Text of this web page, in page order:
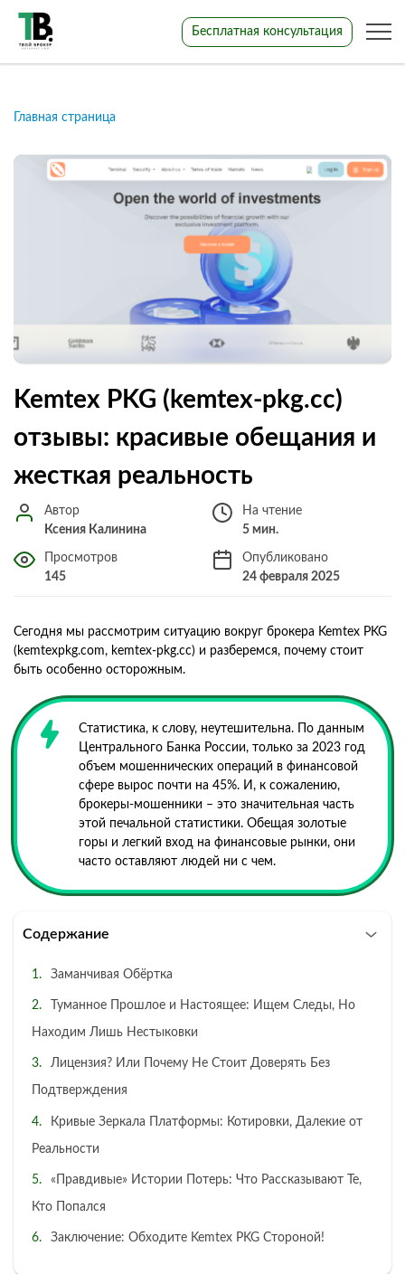
Бесплатная консультация
Главная страница
Kemtex PKG (kemtex-pkg.cc)
отзывы: красивые обещания и
жесткая реальность
Автор
Ксения Калинина
На чтение
5 мин.
Просмотров
145
Опубликовано
24 февраля 2025
Сегодня мы рассмотрим ситуацию вокруг брокера Kemtex PKG
(kemtexpkg.com, kemtex-pkg.cc) и разберемся, почему стоит
быть особенно осторожным.
Статистика, к слову, неутешительна. По данным
Центрального Банка России, только за 2023 год
объем мошеннических операций в финансовой
сфере вырос почти на 45%. И, к сожалению,
брокеры-мошенники – это значительная часть
этой печальной статистики. Обещая золотые
горы и легкий вход на финансовые рынки, они
часто оставляют людей ни с чем.
Содержание
Заманчивая Обёртка
Туманное Прошлое и Настоящее: Ищем Следы, Но
Находим Лишь Нестыковки
Лицензия? Или Почему Не Стоит Доверять Без
Подтверждения
Кривые Зеркала Платформы: Котировки, Далекие от
Реальности
«Правдивые» Истории Потерь: Что Рассказывают Те,
Кто Попался
Заключение: Обходите Kemtex PKG Стороной!